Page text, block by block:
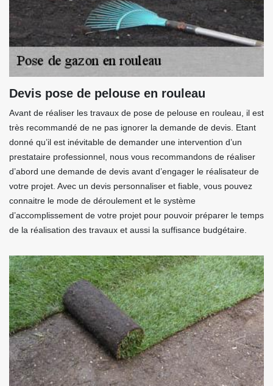
Devis pose de pelouse en rouleau
Avant de réaliser les travaux de pose de pelouse en rouleau, il est
très recommandé de ne pas ignorer la demande de devis. Etant
donné qu’il est inévitable de demander une intervention d’un
prestataire professionnel, nous vous recommandons de réaliser
d’abord une demande de devis avant d’engager le réalisateur de
votre projet. Avec un devis personnaliser et fiable, vous pouvez
connaitre le mode de déroulement et le système
d’accomplissement de votre projet pour pouvoir préparer le temps
de la réalisation des travaux et aussi la suffisance budgétaire.